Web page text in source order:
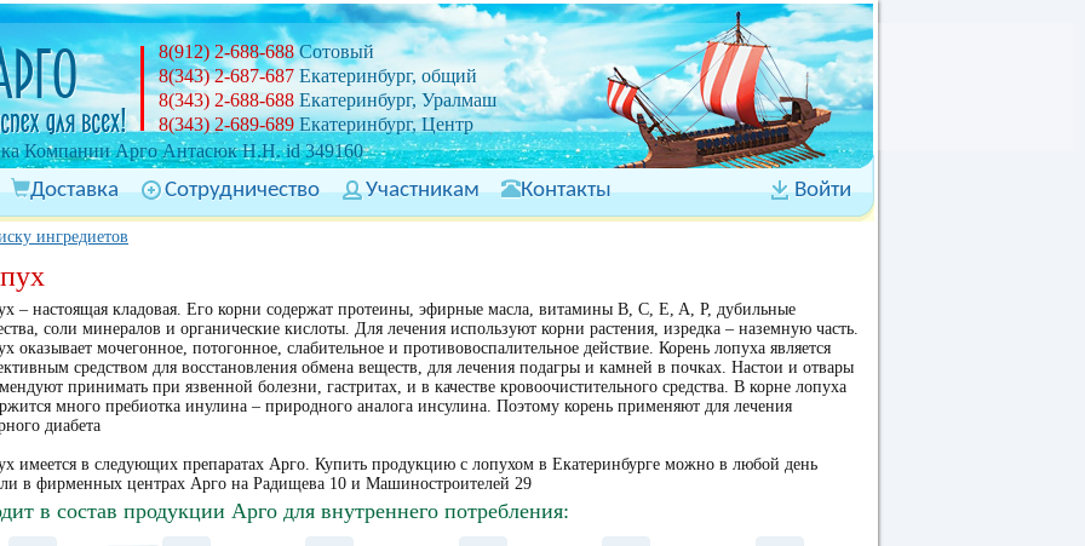
Компании Арго Антасюк Н.Н. id 349160
8(912) 2-688-688Сотовый
8(343) 2-687-687 Екатеринбург, общий
8(343) 2-688-688 Екатеринбург, Уралмаш
8(343) 2-689-689 Екатеринбург, Центр
Доставка Сотрудничество Участникам Контакты Войти
ингредиетов
– настоящая кладовая. Его корни содержат протеины, эфирные масла, витамины B, C, E, A, P, дубильные
соли минералов и органические кислоты. Для лечения используют корни растения, изредка – наземную часть.
оказывает мочегонное, потогонное, слабительное и противовоспалительное действие. Корень лопуха является
средством для восстановления обмена веществ, для лечения подагры и камней в почках. Настои и отвары
принимать при язвенной болезни, гастритах, и в качестве кровоочистительного средства. В корне лопуха
много пребиотка инулина – природного аналога инсулина. Поэтому корень применяют для лечения
диабета
имеется в следующих препаратах Арго. Купить продукцию с лопухом в Екатеринбурге можно в любой день
в фирменных центрах Арго на Радищева 10 и Машиностроителей 29
в состав продукции Арго для внутреннего потребления: